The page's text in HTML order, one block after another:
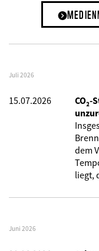
Juli 2026
15.07.2026
CO₂-
dem
liegt,
Juni 2026